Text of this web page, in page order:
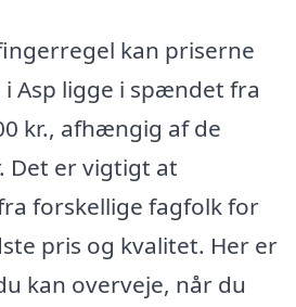
kan priserne
Asp ligge i spændet fra
kr., afhængig af de
er vigtigt at
forskellige fagfolk for
pris og kvalitet. Her er
kan overveje, når du